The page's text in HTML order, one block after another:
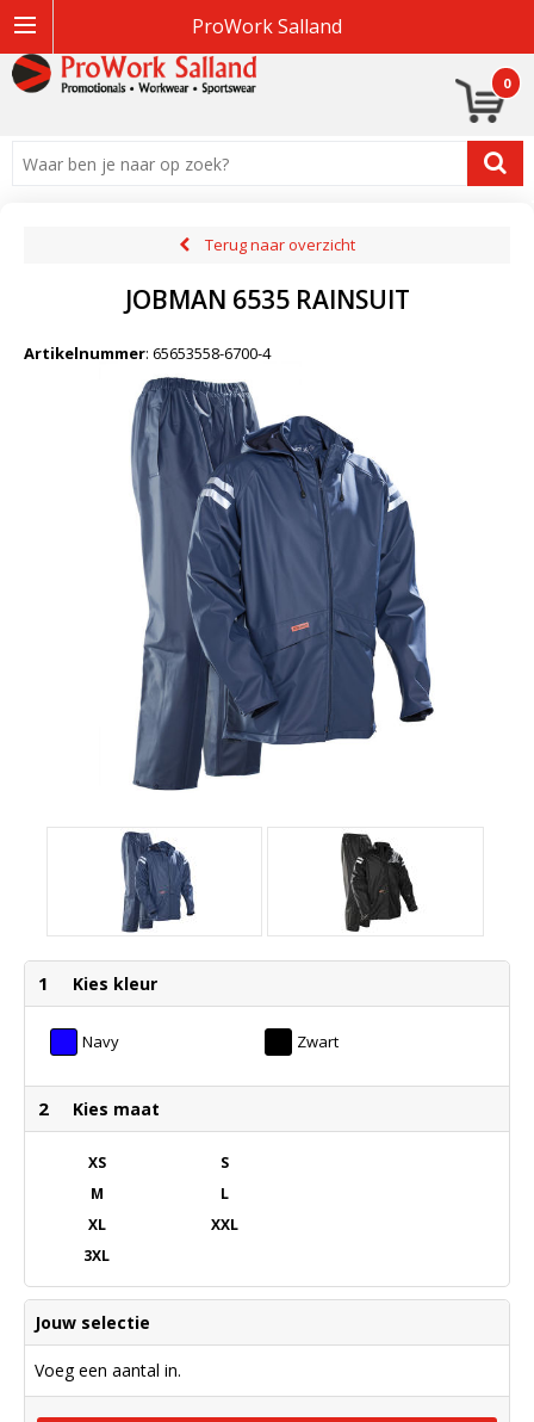
ProWork Salland
0
Terug naar overzicht
JOBMAN 6535 RAINSUIT
Artikelnummer: 65653558-6700-4
1 Kies kleur
Navy Zwart
2 Kies maat
XS
S
M
L
XL
XXL
3XL
Jouw selectie
Voeg een aantal in.